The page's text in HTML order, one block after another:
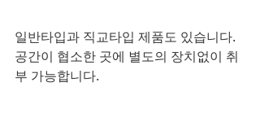
일반타입과 직교타입 제품도 있습니다.
공간이 협소한 곳에 별도의 장치없이 취
부 가능합니다.